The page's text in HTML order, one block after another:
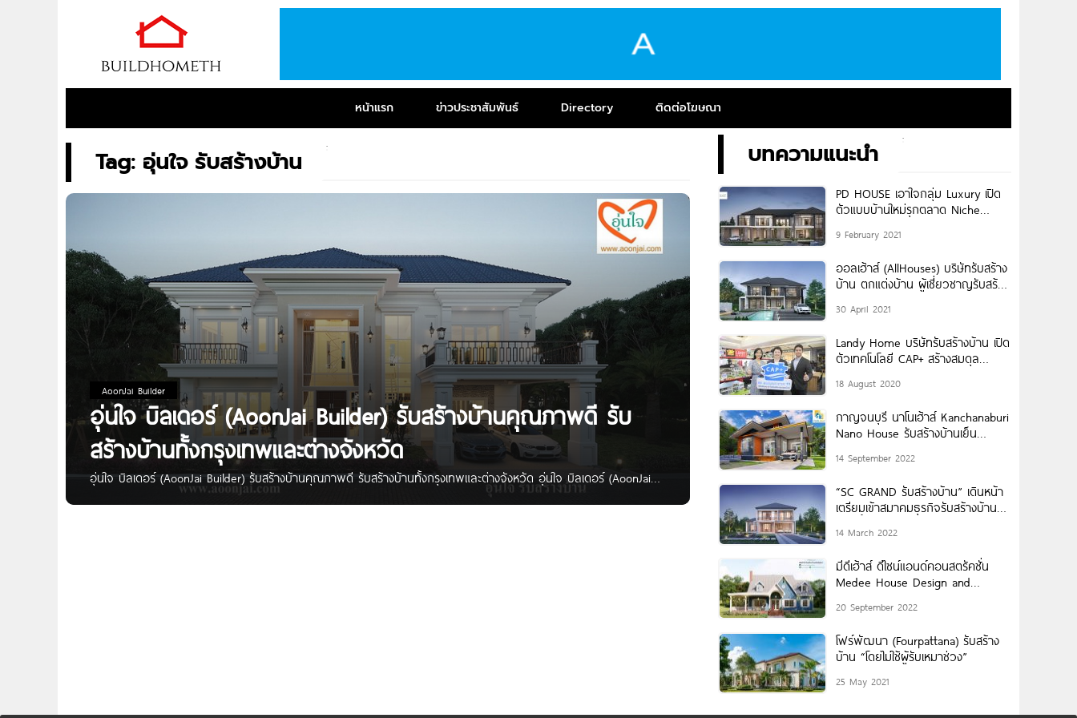
หน้าแรก ข่าวประชาสัมพันธ์ Directory ติดต่อโฆษณา
Tag: อุ่นใจ รับสร้างบ้าน
AoonJai Builder
อุ่นใจ บิลเดอร์ (AoonJai Builder) รับสร้างบ้านคุณภาพดี รับ
สร้างบ้านทั้งกรุงเทพและต่างจังหวัด
อุ่นใจ บิลเดอร์ (AoonJai Builder) รับสร้างบ้านคุณภาพดี รับสร้างบ้านทั้งกรุงเทพและต่างจังหวัด อุ่นใจ บิลเดอร์ (AoonJai
Builder) | บริษัทรับสร้างบ้าน ออกแบบบ้าน ที่มีความพิถีพิถันในการสร้างบ้าน ทุกขั้นตอน ตรงไปตรงมาเพียบพร้อมด้วย
บทความแนะนำ
PD HOUSE เอาใจกลุ่ม Luxury เปิด
ตัวแบบบ้านใหม่รุกตลาด Niche
9 February 2021
ออลเฮ้าส์ (AllHouses) บริษัทรับสร้าง
บ้าน ตกแต่งบ้าน ผู้เชี่ยวชาญรับสร้าง
30 April 2021
Landy Home บริษัทรับสร้างบ้าน เปิด
ตัวเทคโนโลยี CAP+ สร้างสมดุล
อัจฉริยะของลูกน้อย และการพักผ่อน
18 August 2020
กาญจนบุรี นาโนเฮ้าส์ Kanchanaburi
Nano House รับสร้างบ้านเย็น
14 September 2022
“SC GRAND รับสร้างบ้าน” เดินหน้า
เตรียมเข้าสมาคมธุรกิจรับสร้างบ้าน
เจ้าแรก มั่นใจปั้นแบรนด์โตเท่ารุ่นพี่ใน
14 March 2022
มีดีเฮ้าส์ ดีไซน์แอนด์คอนสตรัคชั่น
Medee House Design and
20 September 2022
โฟร์พัฒนา (Fourpattana) รับสร้าง
บ้าน “โดยไม่ใช้ผู้รับเหมาช่วง”
25 May 2021